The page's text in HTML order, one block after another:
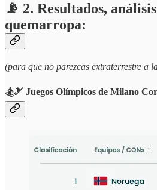
📡 2. Resultados,
quemarropa:
(para que no parezcas extraterrestre a
🏂🎿 Juegos Olímpicos de Milano